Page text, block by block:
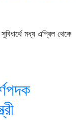
মধ্য এপ্রিল থেকে